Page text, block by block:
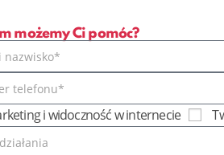
możemy Ci pomóc?
i widoczność w internecie